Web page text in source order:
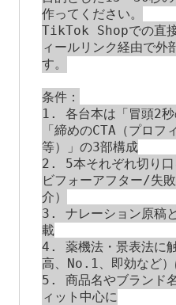
作ってください。
TikTok Shopでの直接
ィールリンク経由で外
す。
条件：
1. 各台本は「冒頭2秒
「締めのCTA（プロフ
等）」の3部構成
2. 5本それぞれ切り
ビフォーアフター/失
介）
3. ナレーション原稿
載
4. 薬機法・景表法に
高、No.1、即効など
5. 商品名やブランド
ィット中心に